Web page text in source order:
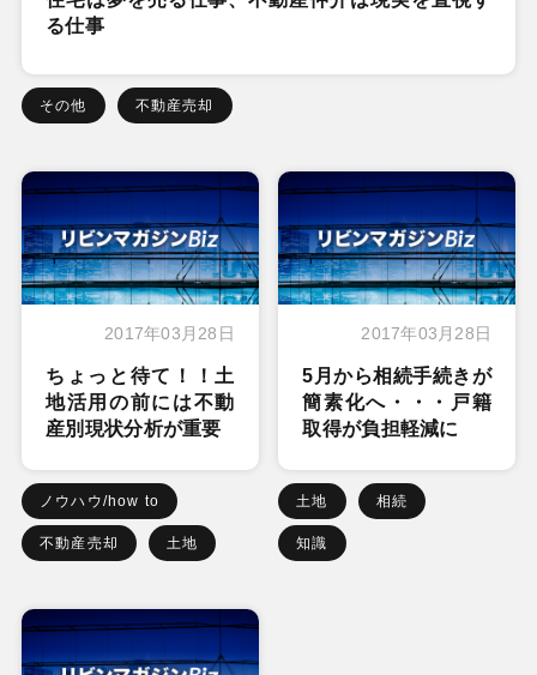
る仕事
その他 不動産売却
2017年03月28日
ちょっと待て！！土
地活用の前には不動
産別現状分析が重要
ノウハウ/how to
不動産売却 土地
2017年03月28日
5月から相続手続きが
簡素化へ・・・戸籍
取得が負担軽減に
土地 相続
知識